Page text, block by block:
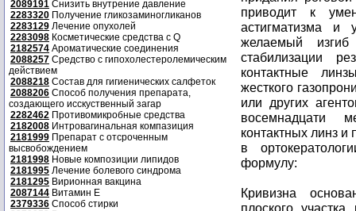
2089191 Снизить внутрение давление
2283320 Получение гликозаминогликанов
2283129 Лечение опухолей
2283098 Косметические средства с Q
2182574 Ароматические соединения
2088257 Средство с гипохолестеролемическим
действием
2088218 Состав для гигиенических салфеток
2088206 Способ получения препарата,
создающего исскуственный загар
2282462 Противомикробные средства
2182008 Интровагинальная компазиция
2181999 Препарат с отсроченным
высвобождением
2181998 Новые композиции липидов
2181995 Лечение болевого синдрома
2181295 Вирионная вакцина
2087144 Витамин Е
2379336 Способ стирки
приводит к
астигматизма и
желаемый изгиб
стабилизации
контактные
жесткого
или других
восемнадцати
контактных линз
в
формулу:
Кривизна
плоского